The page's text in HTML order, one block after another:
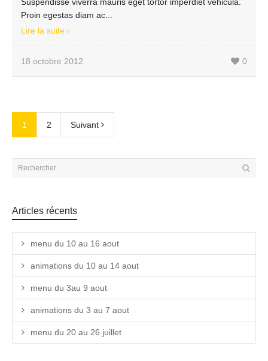
Suspendisse viverra mauris eget tortor imperdiet vehicula.
Proin egestas diam ac...
Lire la suite
18 octobre 2012 0
1 2 Suivant
Articles récents
menu du 10 au 16 aout
animations du 10 au 14 aout
menu du 3au 9 aout
animations du 3 au 7 aout
menu du 20 au 26 juillet